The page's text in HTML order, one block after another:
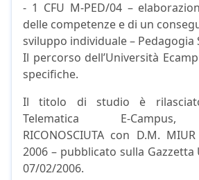
- 1 CFU M-PED/04 –
delle competenze e di un
sviluppo individuale – Pedagogia
Il percorso dell’Università
specifiche.
Il titolo di studio è rilasciato
Telematica E-Campus,
RICONOSCIUTA con D.M.
2006 – pubblicato sulla Gazzetta
07/02/2006.